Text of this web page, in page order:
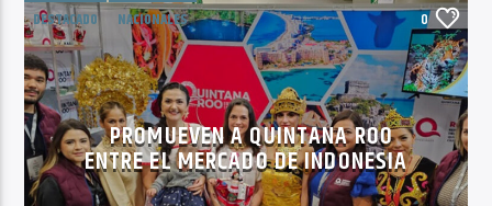
DESTACADO NACIONALES 0
PROMUEVEN A QUINTANA ROO
ENTRE EL MERCADO DE INDONESIA